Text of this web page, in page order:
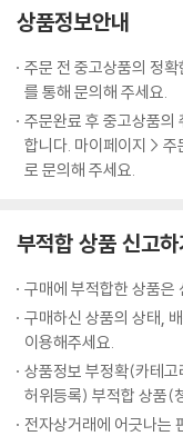
를 쉽게 만날 수 있는 장소
만 이따금 의도적으로 인
한다.
--- p.82 :3--83:9
상품정보안내
주문 전 중고상품의 정
를 통해 문의해 주세요.
주문완료 후 중고상품의
합니다. 마이페이지 >
로 문의해 주세요.
부적합 상품 신고하
구매에 부적합한 상품은
구매하신 상품의 상태,
이용해주세요.
상품정보 부정확(카테
허위등록) 부적합 상품(
전자상거래에 어긋나는